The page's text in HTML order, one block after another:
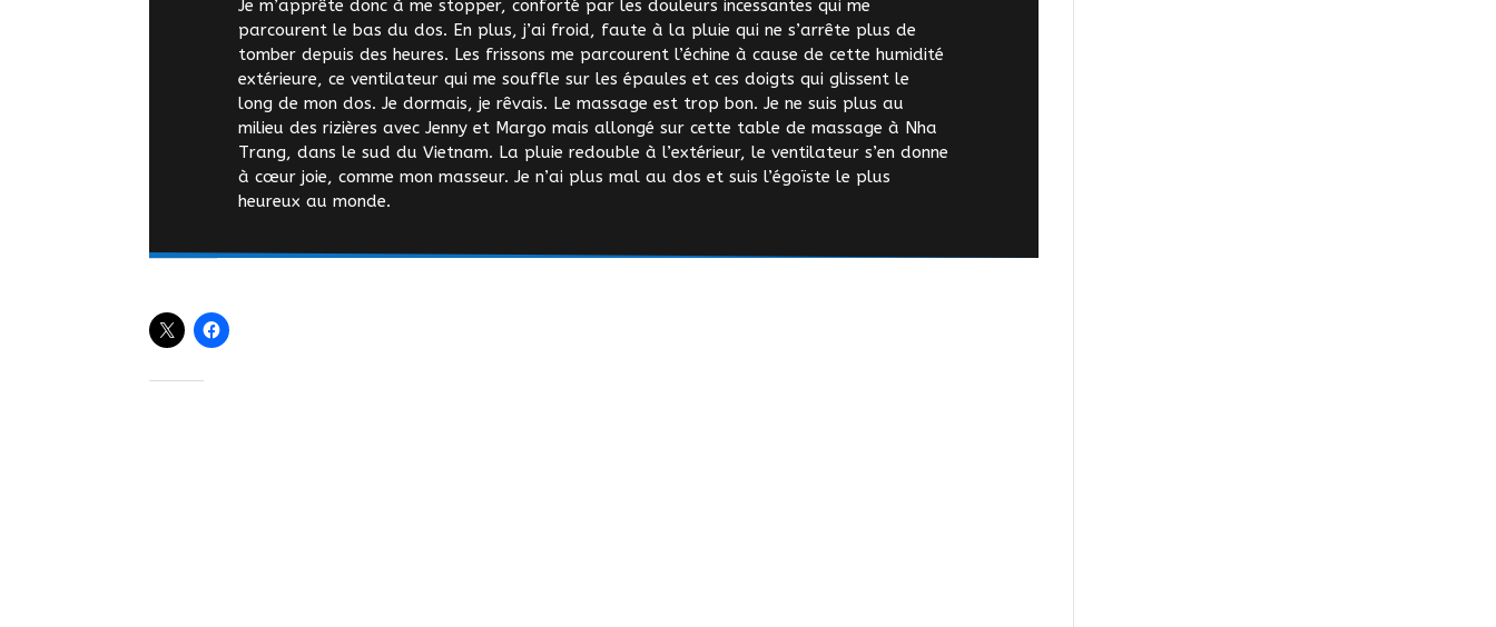
Je m’apprête donc à me stopper, conforté par les douleurs incessantes qui me
parcourent le bas du dos. En plus, j’ai froid, faute à la pluie qui ne s’arrête plus de
tomber depuis des heures. Les frissons me parcourent l’échine à cause de cette humidité
extérieure, ce ventilateur qui me souffle sur les épaules et ces doigts qui glissent le
long de mon dos. Je dormais, je rêvais. Le massage est trop bon. Je ne suis plus au
milieu des rizières avec Jenny et Margo mais allongé sur cette table de massage à Nha
Trang, dans le sud du Vietnam. La pluie redouble à l’extérieur, le ventilateur s’en donne
à cœur joie, comme mon masseur. Je n’ai plus mal au dos et suis l’égoïste le plus
heureux au monde.